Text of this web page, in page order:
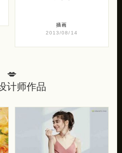
插画
2013/08/14
💋
计师作品